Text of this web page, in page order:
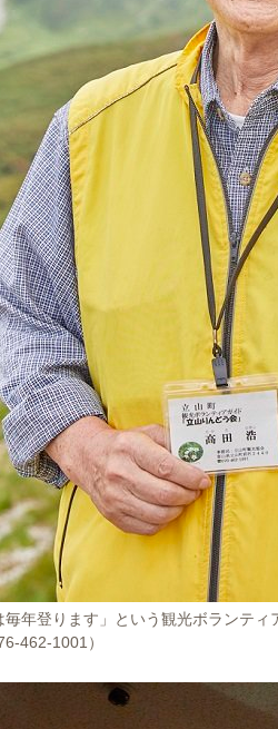
毎年登ります」という観光ボランテ
462-1001）